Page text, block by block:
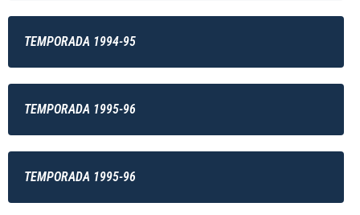
TEMPORADA 1994-95
TEMPORADA 1995-96
TEMPORADA 1995-96